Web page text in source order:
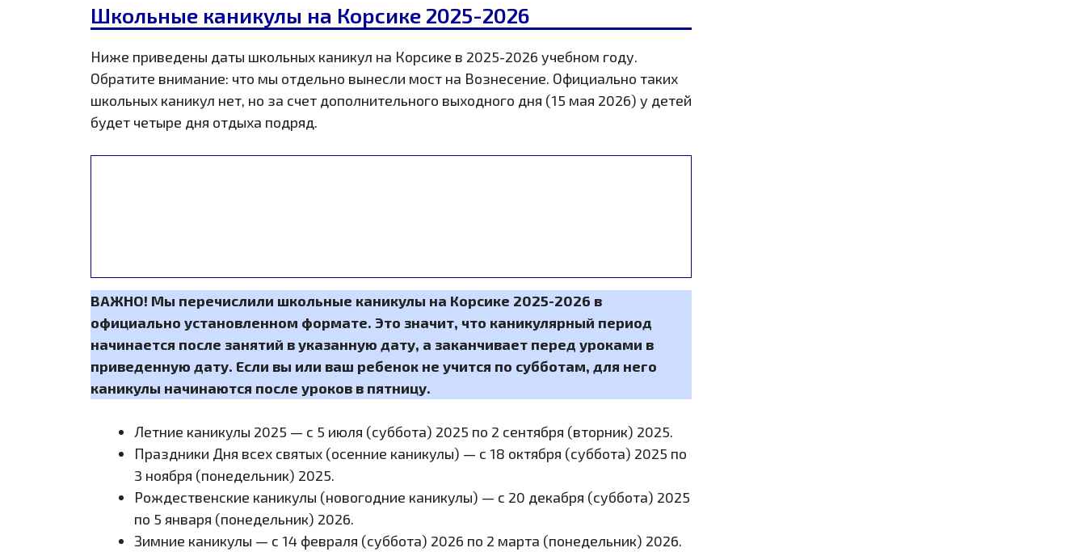
Школьные каникулы на Корсике 2025-2026
Ниже приведены даты школьных каникул на Корсике в 2025-2026 учебном году.
Обратите внимание: что мы отдельно вынесли мост на Вознесение. Официально таких
школьных каникул нет, но за счет дополнительного выходного дня (15 мая 2026) у детей
будет четыре дня отдыха подряд.
ВАЖНО! Мы перечислили школьные каникулы на Корсике 2025-2026 в
официально установленном формате. Это значит, что каникулярный период
начинается после занятий в указанную дату, а заканчивает перед уроками в
приведенную дату. Если вы или ваш ребенок не учится по субботам, для него
каникулы начинаются после уроков в пятницу.
Летние каникулы 2025 — с 5 июля (суббота) 2025 по 2 сентября (вторник) 2025.
Праздники Дня всех святых (осенние каникулы) — с 18 октября (суббота) 2025 по
3 ноября (понедельник) 2025.
Рождественские каникулы (новогодние каникулы) — с 20 декабря (суббота) 2025
по 5 января (понедельник) 2026.
Зимние каникулы — с 14 февраля (суббота) 2026 по 2 марта (понедельник) 2026.